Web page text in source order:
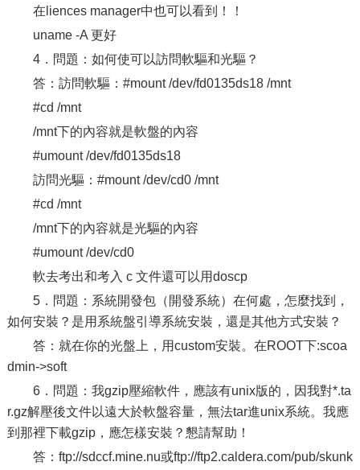
在liences manager中也可以看到！！
uname -A 更好
4．問題：如何使可以訪問軟驅和光驅？
答：訪問軟驅：#mount /dev/fd0135ds18 /mnt
#cd /mnt
/mnt下的內容就是軟盤的內容
#umount /dev/fd0135ds18
訪問光驅：#mount /dev/cd0 /mnt
#cd /mnt
/mnt下的內容就是光驅的內容
#umount /dev/cd0
軟去考出和考入 c 文件還可以用doscp
5．問題：系統開發包（開發系統）在何處，怎麼找到，
如何安裝？是用系統盤引導系統安裝，還是其他方式安裝？
答：就在你的光盤上，用custom安裝。在ROOT下:scoa
dmin->soft
6．問題：我gzip壓縮軟件，應該有unix版的，因我對*.ta
r.gz解壓後文件以遠大於軟盤容量，無法tar進unix系統。我應
到那裡下載gzip，應怎樣安裝？懇請幫助！
答：ftp://sdccf.mine.nu或ftp://ftp2.caldera.com/pub/skunk